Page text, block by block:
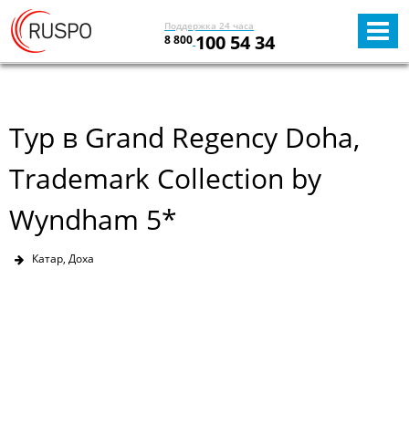
Поддержка 24 часа
8 800 100 54 34
Тур в Grand Regency Doha,
Trademark Collection by
Wyndham 5*
Катар, Доха